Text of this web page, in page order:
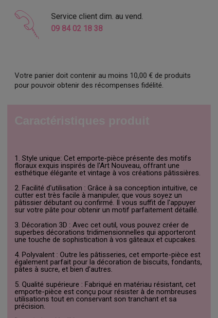
Service client dim. au vend.
09 84 02 18 38
Votre panier doit contenir au moins 10,00 € de produits
pour pouvoir obtenir des récompenses fidélité.
1. Style unique: Cet emporte-pièce présente des motifs
floraux exquis inspirés de l'Art Nouveau, offrant une
esthétique élégante et vintage à vos créations pâtissières.
2. Facilité d'utilisation : Grâce à sa conception intuitive, ce
cutter est très facile à manipuler, que vous soyez un
pâtissier débutant ou confirmé. Il vous suffit de l'appuyer
sur votre pâte pour obtenir un motif parfaitement détaillé.
3. Décoration 3D : Avec cet outil, vous pouvez créer de
superbes décorations tridimensionnelles qui apporteront
une touche de sophistication à vos gâteaux et cupcakes.
4. Polyvalent : Outre les pâtisseries, cet emporte-pièce est
également parfait pour la décoration de biscuits, fondants,
pâtes à sucre, et bien d'autres.
5. Qualité supérieure : Fabriqué en matériau résistant, cet
emporte-pièce est conçu pour résister à de nombreuses
utilisations tout en conservant son tranchant et sa
précision.